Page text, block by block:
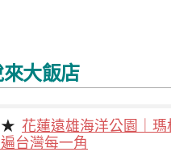
大飯店
★ 花蓮遠雄海洋公園｜瑪
台灣每一角